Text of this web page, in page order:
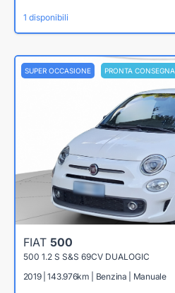
1 disponibili
SUPER OCCASIONE PRONTA CONSEGNA
FIAT 500
500 1.2 S S&S 69CV DUALOGIC
2019 | 143.976km | Benzina | Manuale